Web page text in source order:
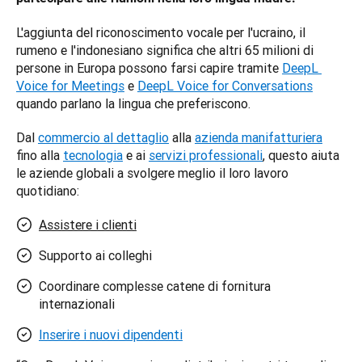
L'aggiunta del riconoscimento vocale per l'ucraino, il
rumeno e l'indonesiano significa che altri 65 milioni di
persone in Europa possono farsi capire tramite DeepL
Voice for Meetings e DeepL Voice for Conversations
quando parlano la lingua che preferiscono.
Dal commercio al dettaglio alla azienda manifatturiera
fino alla tecnologia e ai servizi professionali, questo aiuta
le aziende globali a svolgere meglio il loro lavoro
quotidiano:
Assistere i clienti
Supporto ai colleghi
Coordinare complesse catene di fornitura
internazionali
Inserire i nuovi dipendenti